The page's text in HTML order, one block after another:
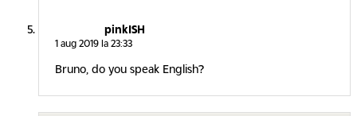
pinkISH
1 aug 2019 la 23:33
Bruno, do you speak English?